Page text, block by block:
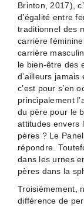
Brinton, 2017),
d’égalité entre
traditionnel des
carrière
carrière
le bien-être des
d’ailleurs
c’est pour s’en
principalement
du père pour le
attitudes envers
pères ? Le
répondre.
dans les urnes
pères dans la
Troisièmement,
différence de